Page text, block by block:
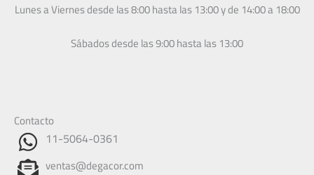
Lunes a Viernes desde las 8:00 hasta las 13:00 y de 14:00 a 18:00
Sábados desde las 9:00 hasta las 13:00
Contacto
11-5064-0361
ventas@degacor.com